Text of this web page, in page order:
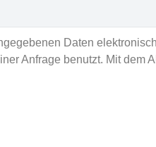
Daten
Anfrage benutzt. Mit dem